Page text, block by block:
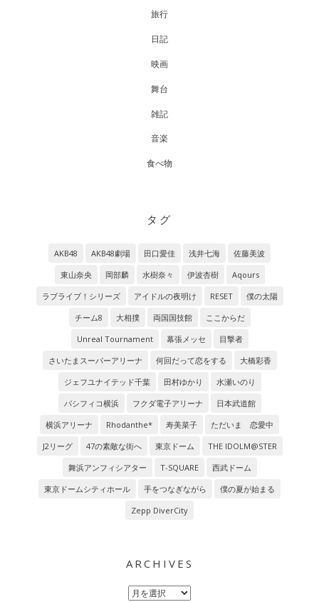
旅行
日記
映画
舞台
雑記
音楽
食べ物
タグ
AKB48 AKB48劇場 田口愛佳 浅井七海
佐藤美波
東山奈央
岡部麟 水樹奈々 伊波杏樹
Aqours
ラブライブ！シリーズ
アイドルの夜明け RESET
僕の太陽
チーム8
大相撲 両国国技館
ここからだ
Unreal Tournament
幕張メッセ
目撃者
さいたまスーパーアリーナ
何回だって恋をする
大橋彩香
ジェフユナイテッド千葉
田村ゆかり
水瀬いのり
パシフィコ横浜
フクダ電子アリーナ
日本武道館
横浜アリーナ
Rhodanthe* 寿美菜子
ただいま 恋愛中
J2リーグ
47の素敵な街へ 東京ドーム
THE IDOLM@STER
舞浜アンフィシアター
T-SQUARE
西武ドーム
東京ドームシティホール
手をつなぎながら
僕の夏が始まる
Zepp DiverCity
ARCHIVES
Archives